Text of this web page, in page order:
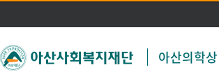
주메뉴 바로가기
본문 바로가기
아산의학상